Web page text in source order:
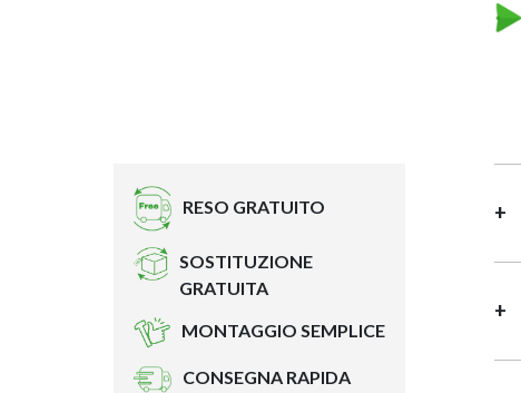
RESO GRATUITO
SOSTITUZIONE
GRATUITA
MONTAGGIO SEMPLICE
CONSEGNA RAPIDA